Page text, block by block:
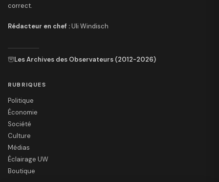
correct.
Rédacteur en chef :Uli Windisch
Les Archives des Observateurs (2012-2026)
RUBRIQUES
Politique
Économie
Société
Culture
Médias
Éclairage UW
Boutique